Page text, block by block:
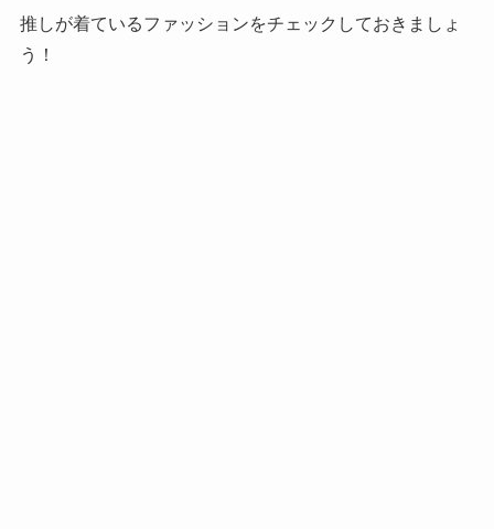
推しが着ているファッションをチェックしておきましょ
う！